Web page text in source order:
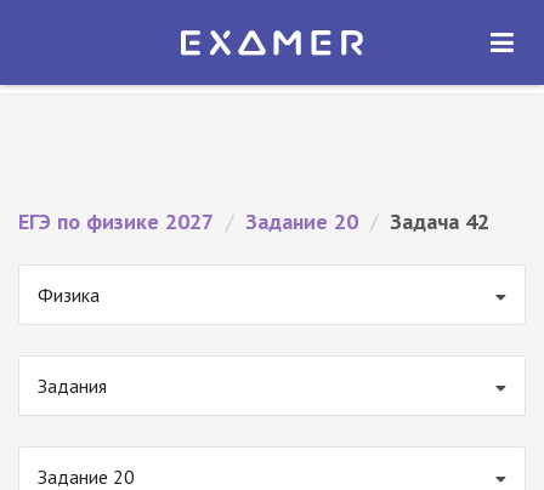
Экзамер — ЕГЭ 2027
ОТКРЫТЬ
ЕГЭ по физике 2027 / Задание 20 / Задача 42
Физика
Задания
Задание 20